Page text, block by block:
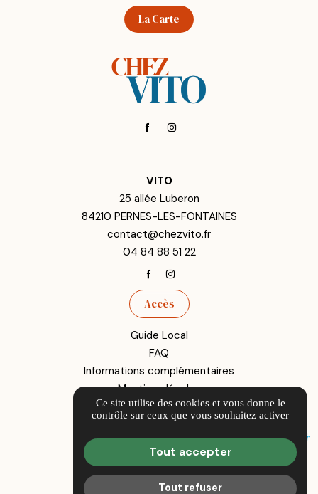
La Carte
VITO
25 allée Luberon
84210 PERNES-LES-FONTAINES
contact@chezvito.fr
04 84 88 51 22
Accès
Guide Local
FAQ
Informations complémentaires
Mentions légales
Politique de confidentialité
Gestion des cookies
Ce site utilise des cookies et vous donne le
contrôle sur ceux que vous souhaitez activer
Tout accepter
Tout refuser